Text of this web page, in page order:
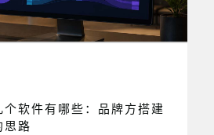
软件有哪些：品牌方搭建
思路